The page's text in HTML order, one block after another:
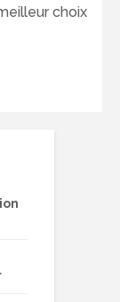
choix